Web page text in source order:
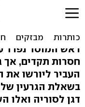
תם עידן
יוחלף
ראש המוסד נפרד
חסרות תקדים, אך
העביר ליורשו את
בשאלת הגרעין
דגן לסוריה ואלו